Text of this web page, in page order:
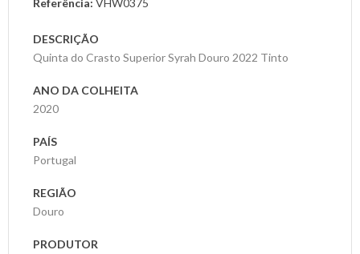
As
Provas
Notícias
Referência: VHW0375
DESCRIÇÃO
Quinta do Crasto Superior Syrah Douro 2022 Tinto
ANO DA COLHEITA
2020
PAÍS
Portugal
REGIÃO
Douro
PRODUTOR